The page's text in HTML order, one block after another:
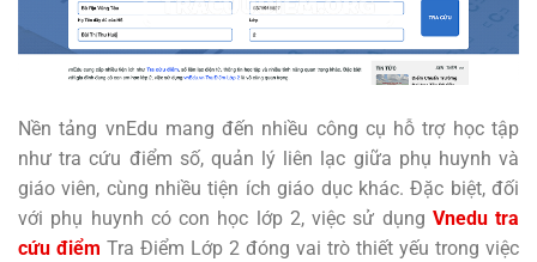
Nền tảng vnEdu mang đến nhiều công cụ hỗ trợ học tập
như tra cứu điểm số, quản lý liên lạc giữa phụ huynh và
giáo viên, cùng nhiều tiện ích giáo dục khác. Đặc biệt, đối
với phụ huynh có con học lớp 2, việc sử dụng Vnedu tra
cứu điểm Tra Điểm Lớp 2 đóng vai trò thiết yếu trong việc